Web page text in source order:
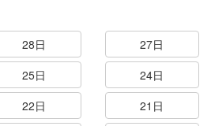
28日
27日
25日
24日
22日
21日